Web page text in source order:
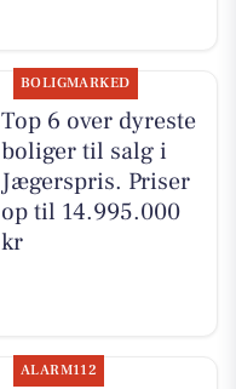
BOLIGMARKED
Top 6 over dyreste
boliger til salg i
Jægerspris. Priser
op til 14.995.000
kr
ALARM112